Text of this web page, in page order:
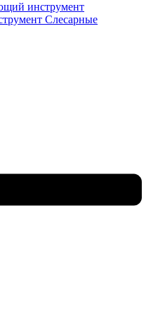
инструмент
Слесарные